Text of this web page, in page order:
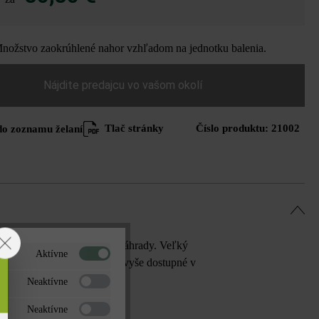
zaokrúhlené nahor vzhľadom na jednotku balenia.
Nájdite predajcu vo vašom okolí
zoznamu želaní Tlač stránky Číslo produktu: 21002
a strohým štýlom záhrady. Veľký
Platne Linea VG4 sú navyše dostupné v
farbách zase nápadito.
Aktívne
Neaktívne
Neaktívne